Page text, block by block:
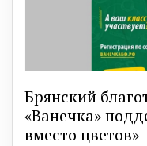
Брянский
«Ванечка»
вместо цветов»